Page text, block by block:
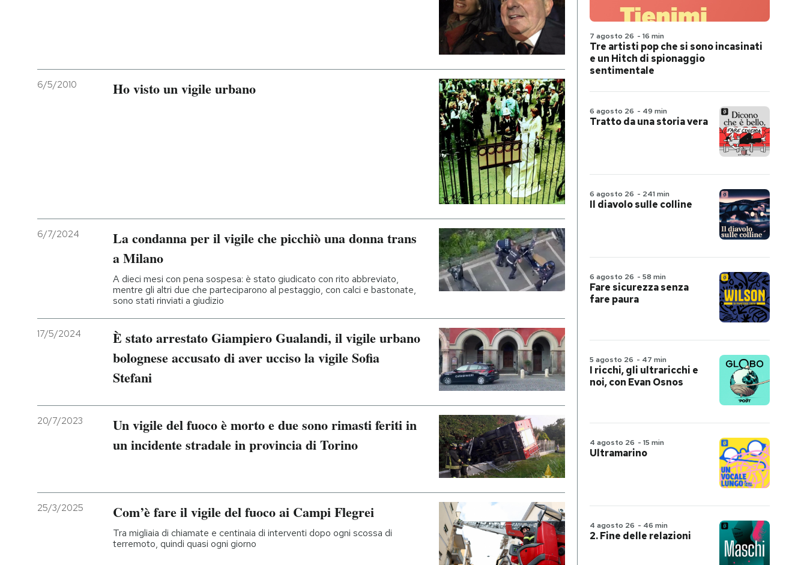
6/5/2010 Ho visto un vigile urbano
6/7/2024
La condanna per il vigile che picchiò una donna trans
a Milano
A dieci mesi con pena sospesa: è stato giudicato con rito abbreviato,
mentre gli altri due che parteciparono al pestaggio, con calci e bastonate,
sono stati rinviati a giudizio
17/5/2024
È stato arrestato Giampiero Gualandi, il vigile urbano
bolognese accusato di aver ucciso la vigile Sofia
Stefani
20/7/2023
Un vigile del fuoco è morto e due sono rimasti feriti in
un incidente stradale in provincia di Torino
25/3/2025 Com’è fare il vigile del fuoco ai Campi Flegrei
Tra migliaia di chiamate e centinaia di interventi dopo ogni scossa di
terremoto, quindi quasi ogni giorno
7 agosto 26 - 16 min
Tre artisti pop che si sono incasinati
e un Hitch di spionaggio
sentimentale
6 agosto 26 - 49 min
Tratto da una storia vera
6 agosto 26 - 241 min
Il diavolo sulle colline
6 agosto 26 - 58 min
Fare sicurezza senza
fare paura
5 agosto 26 - 47 min
I ricchi, gli ultraricchi e
noi, con Evan Osnos
4 agosto 26 - 15 min
Ultramarino
4 agosto 26 - 46 min
2. Fine delle relazioni